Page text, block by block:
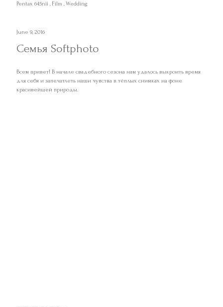
Pentax 645nii Film Wedding
June 9, 2016
Cемья Softphoto
Всем привет! В начале свадебного сезона нам удалось выкроить время
для себя и запечатлеть наши чувства в тёплых снимках на фоне
красивейшей природы.